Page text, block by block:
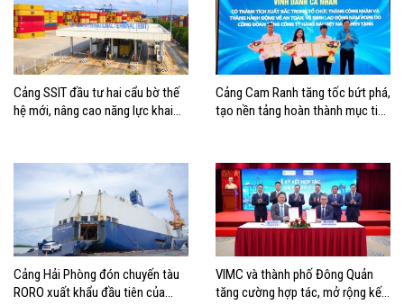
Cảng SSIT đầu tư hai cẩu bờ thế
hệ mới, nâng cao năng lực khai
Cảng Cam Ranh tăng tốc bứt phá,
tạo nền tảng hoàn thành mục tiêu
Cảng Hải Phòng đón chuyến tàu
RORO xuất khẩu đầu tiên của
VIMC và thành phố Đông Quản
tăng cường hợp tác, mở rộng kết